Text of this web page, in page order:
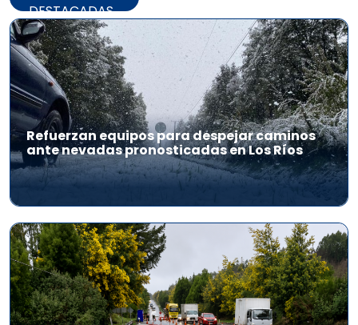
DESTACADAS
Refuerzan equipos para despejar caminos
ante nevadas pronosticadas en Los Ríos